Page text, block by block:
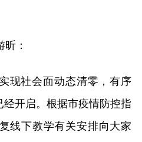
：
现社会面动态清零，有序
经开启。根据市疫情防控指
线下教学有关安排向大家